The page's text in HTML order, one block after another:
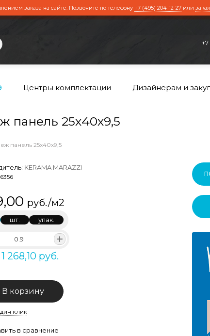
заказа на сайте. Позвоните по телефону +7 (495) 204-12-27 или
Центры комплектации Дизайнерам и
панель 25х40х9,5
панель 25х40х9,5
KERAMA MARAZZI
6356
руб./м2
шт. упак.
268,10 руб.
В корзину
клик
в сравнение